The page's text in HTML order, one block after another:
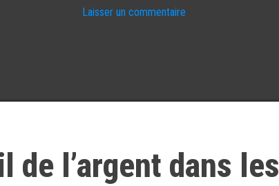
Laisser un commentaire
de l’argent dans les